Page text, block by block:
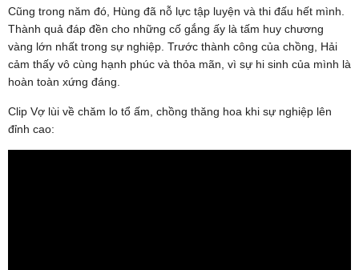
Cũng trong năm đó, Hùng đã nỗ lực tập luyện và thi đấu hết mình.
Thành quả đáp đền cho những cố gắng ấy là tấm huy chương
vàng lớn nhất trong sự nghiệp. Trước thành công của chồng, Hải
cảm thấy vô cùng hạnh phúc và thỏa mãn, vì sự hi sinh của mình là
hoàn toàn xứng đáng.
Clip Vợ lùi về chăm lo tổ ấm, chồng thăng hoa khi sự nghiệp lên
đỉnh cao: